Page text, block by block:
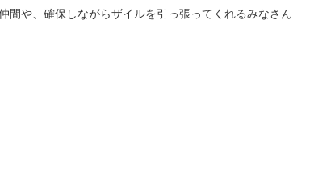
間や、 確保しながらザイルを引っ張ってくれるみなさん